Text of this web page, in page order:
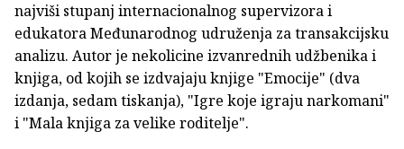
najviši stupanj internacionalnog supervizora i
edukatora Međunarodnog udruženja za transakcijsku
analizu. Autor je nekolicine izvanrednih udžbenika i
knjiga, od kojih se izdvajaju knjige "Emocije" (dva
izdanja, sedam tiskanja), "Igre koje igraju narkomani"
i "Mala knjiga za velike roditelje".